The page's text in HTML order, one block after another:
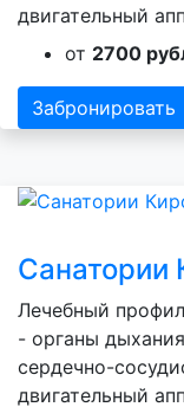
двигательный
от 2700
Забронировать
Санатории
Лечебный
- органы
сердечно-
двигательный